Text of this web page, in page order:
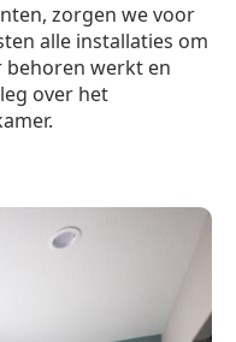
zorgen we voor
alle installaties om
behoren werkt en
over het